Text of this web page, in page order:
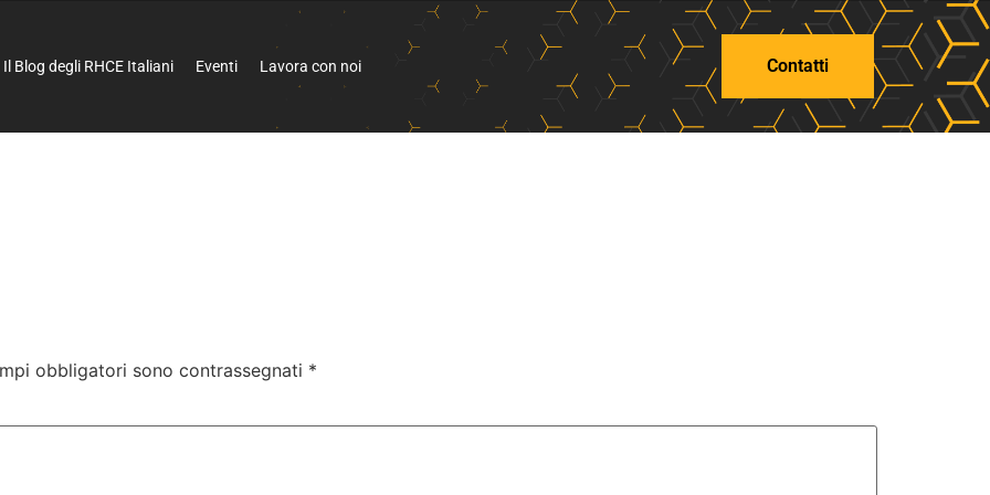
Il Blog degli RHCE Italiani Eventi Lavora con noi Contatti
obbligatori sono contrassegnati *